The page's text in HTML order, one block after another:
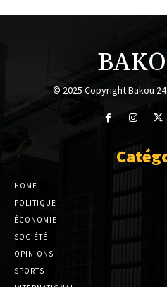
© 2025 Copyright Bakou
HOME
POLITIQUE
ÉCONOMIE
SOCIÉTÉ
OPINIONS
SPORTS